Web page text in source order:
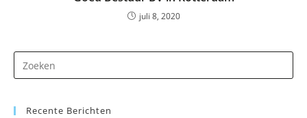
juli 8, 2020
op
Recente Berichten